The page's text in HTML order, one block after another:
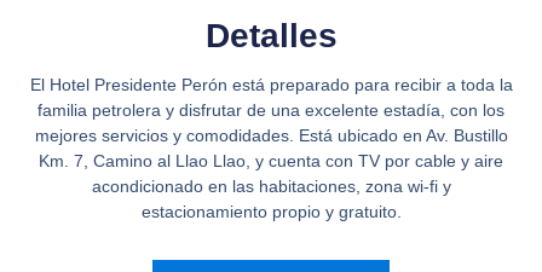
Detalles
El Hotel Presidente Perón está preparado para recibir a toda la
familia petrolera y disfrutar de una excelente estadía, con los
mejores servicios y comodidades. Está ubicado en Av. Bustillo
Km. 7, Camino al Llao Llao, y cuenta con TV por cable y aire
acondicionado en las habitaciones, zona wi-fi y
estacionamiento propio y gratuito.